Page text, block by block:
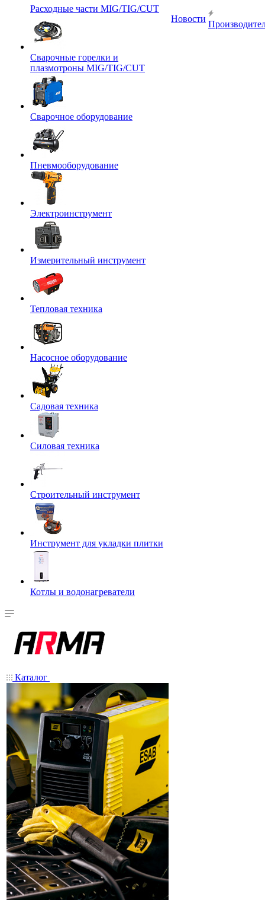
Расходные части MIG/TIG/CUT
Сварочные горелки и
плазмотроны MIG/TIG/CUT
Сварочное оборудование
Пневмооборудование
Электроинструмент
Измерительный инструмент
Тепловая техника
Насосное оборудование
Садовая техника
Силовая техника
Строительный инструмент
Инструмент для укладки плитки
Котлы и водонагреватели
Новости
Каталог